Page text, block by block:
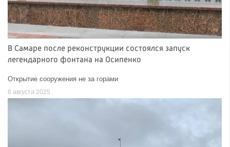
В Самаре после реконструкции состоялся запуск
легендарного фонтана на Осипенко
Открытие сооружения не за горами
6 августа 2025